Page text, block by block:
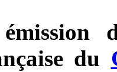
du